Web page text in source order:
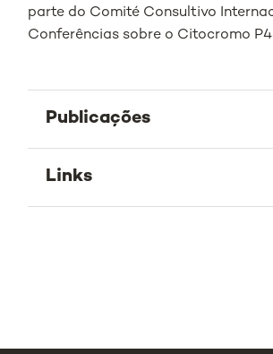
parte do Comité Consultivo
Conferências sobre o Citocromo
Publicações
Links